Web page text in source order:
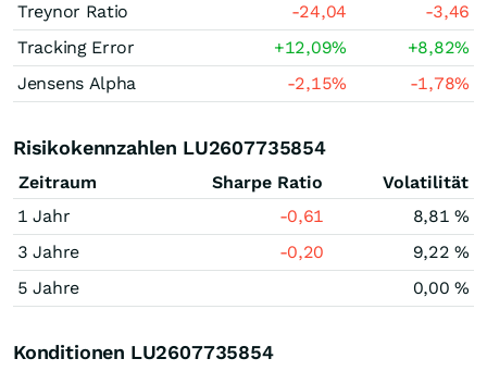
Treynor Ratio
-24,04
-3,46
Tracking Error
+12,09% +8,82%
Jensens Alpha
-2,15% -1,78%
Risikokennzahlen LU2607735854
Zeitraum Sharpe Ratio
Volatilität
1 Jahr
-0,61
8,81 %
3 Jahre
-0,20
9,22 %
5 Jahre
0,00 %
Konditionen LU2607735854